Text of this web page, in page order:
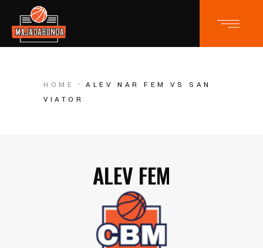
HOME
ALEV NAR FEM VS SAN
VIATOR
ALEV FEM